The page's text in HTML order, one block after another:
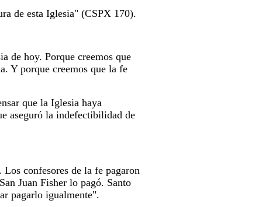
de esta Iglesia" (CSPX 170).
de hoy. Porque creemos que
Y porque creemos que la fe
que la Iglesia haya
aseguró la indefectibilidad de
confesores de la fe pagaron
Juan Fisher lo pagó. Santo
pagarlo igualmente".